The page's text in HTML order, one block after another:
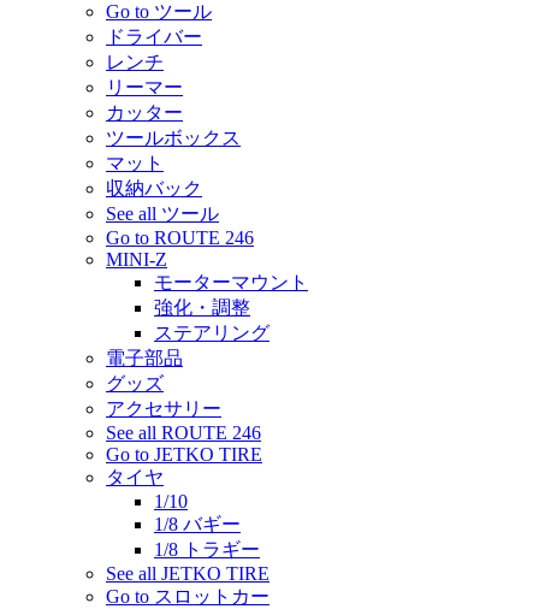
Go to ツール
ドライバー
レンチ
リーマー
カッター
ツールボックス
マット
収納バック
See all ツール
Go to ROUTE 246
MINI-Z
モーターマウント
強化・調整
ステアリング
電子部品
グッズ
アクセサリー
See all ROUTE 246
Go to JETKO TIRE
タイヤ
1/10
1/8 バギー
1/8 トラギー
See all JETKO TIRE
Go to スロットカー